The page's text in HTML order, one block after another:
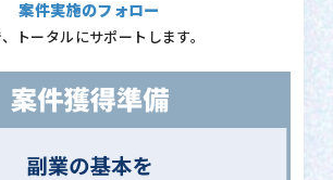
案件実施のフォロー
、トータルにサポートします。